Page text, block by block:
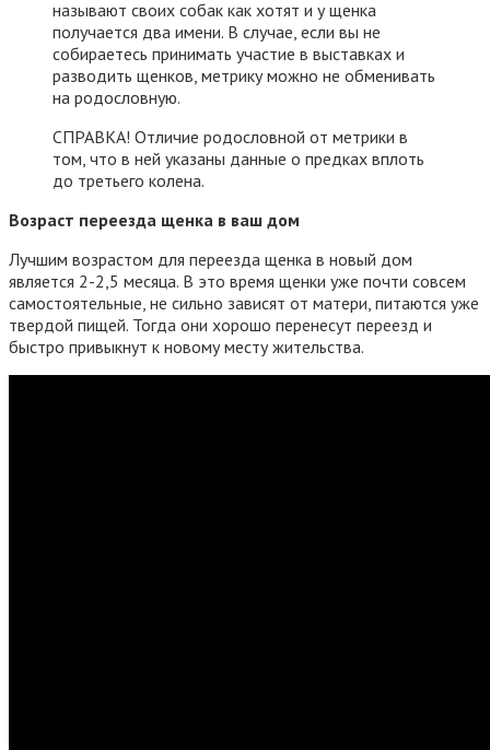
называют своих собак как хотят и у щенка
получается два имени. В случае, если вы не
собираетесь принимать участие в выставках и
разводить щенков, метрику можно не обменивать
на родословную.
СПРАВКА! Отличие родословной от метрики в
том, что в ней указаны данные о предках вплоть
до третьего колена.
Возраст переезда щенка в ваш дом
Лучшим возрастом для переезда щенка в новый дом
является 2-2,5 месяца. В это время щенки уже почти совсем
самостоятельные, не сильно зависят от матери, питаются уже
твердой пищей. Тогда они хорошо перенесут переезд и
быстро привыкнут к новому месту жительства.